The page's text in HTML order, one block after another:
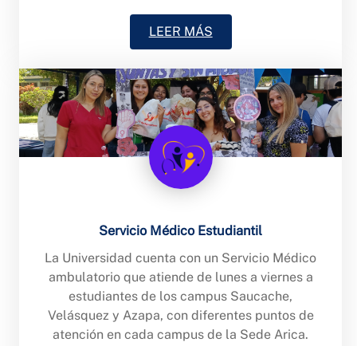
LEER MÁS
Servicio Médico Estudiantil
La Universidad cuenta con un Servicio Médico
ambulatorio que atiende de lunes a viernes a
estudiantes de los campus Saucache,
Velásquez y Azapa, con diferentes puntos de
atención en cada campus de la Sede Arica.